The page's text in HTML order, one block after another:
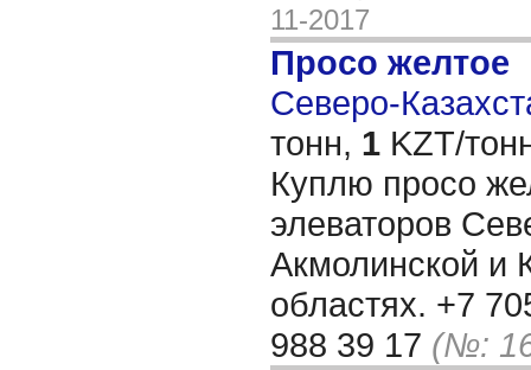
11-2017
Просо желтое
Северо-
тонн, 1 KZT/
Куплю просо
элеваторов
Акмолинской и
областях. +7
988 39 17 (№: